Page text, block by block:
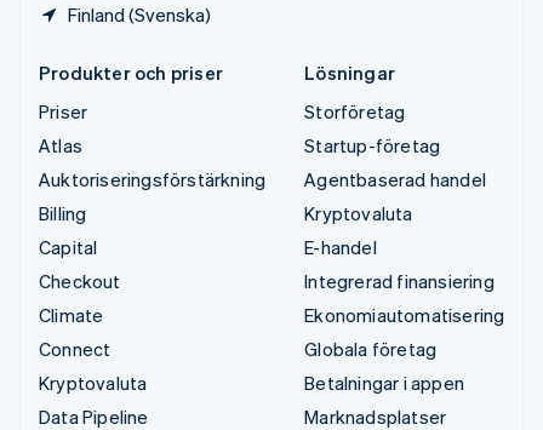
Finland (Svenska)
Produkter och priser
Priser
Atlas
Auktoriseringsförstärkning
Billing
Capital
Checkout
Climate
Connect
Kryptovaluta
Data Pipeline
Lösningar
Storföretag
Startup-företag
Agentbaserad handel
Kryptovaluta
E-handel
Integrerad finansiering
Ekonomiautomatisering
Globala företag
Betalningar i appen
Marknadsplatser